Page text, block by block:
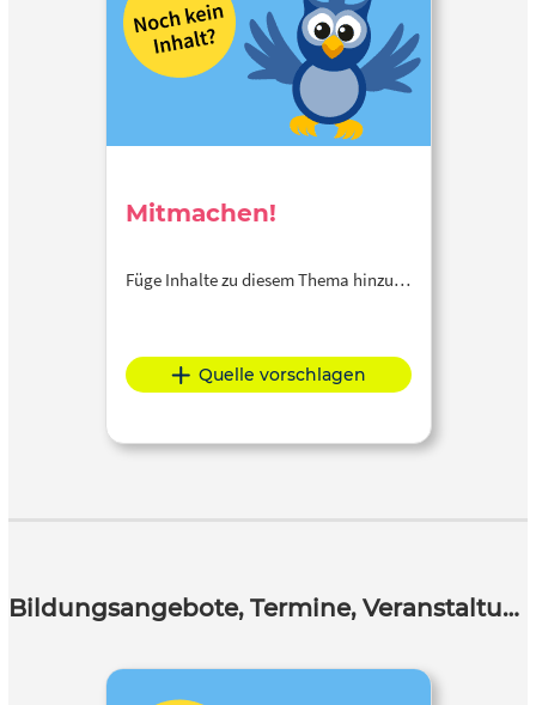
Mitmachen!
Füge Inhalte zu diesem Thema hinzu…
Quelle vorschlagen
Bildungsangebote, Termine, Veranstaltungen